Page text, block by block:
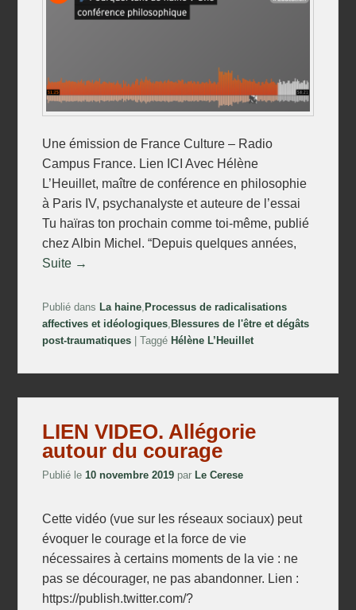
Une émission de France Culture – Radio
Campus France. Lien ICI Avec Hélène
L’Heuillet, maître de conférence en philosophie
à Paris IV, psychanalyste et auteure de l’essai
Tu haïras ton prochain comme toi-même, publié
chez Albin Michel. “Depuis quelques années,
Suite →
Publié dans La haine Processus de radicalisations
affectives et idéologiques Blessures de l'être et dégâts
post-traumatiques
|Taggé Hélène L’Heuillet
LIEN VIDEO. Allégorie
autour du courage
Publié le 10 novembre 2019 parLe Cerese
Cette vidéo (vue sur les réseaux sociaux) peut
évoquer le courage et la force de vie
nécessaires à certains moments de la vie : ne
pas se décourager, ne pas abandonner. Lien :
https://publish.twitter.com/?